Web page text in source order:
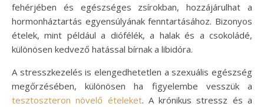
fehérjében és egészséges zsírokban, hozzájárulhat a
hormonháztartás egyensúlyának fenntartásához. Bizonyos
ételek, mint például a diófélék, a halak és a csokoládé,
különösen kedvező hatással bírnak a libidóra.
A stresszkezelés is elengedhetetlen a szexuális egészség
megőrzésében, különösen ha figyelembe vesszük a
tesztoszteron növelő ételeket. A krónikus stressz és a